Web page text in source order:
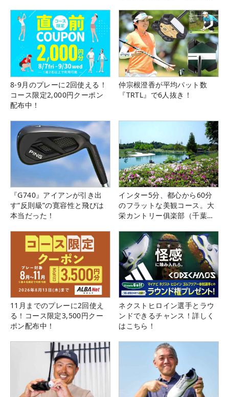
8-9月のプレーに2回使える！
コース限定2,000円クーポン
配布中！
仲宗根澄香が平均パット数
『TRTL』で6人抜き！
『G740』アイアンが引き出
す“反則級”の寛容性と飛びは
本当だった！
インター5分、都心から60分
のフラットな美観コース。大
栄カントリー俱楽部（千葉
11月までのプレーに2回使え
る！コース限定3,500円クー
ポン配布中！
ネクストヒロイン選手とラウ
ンドできるチャンス！詳しく
はこちら！